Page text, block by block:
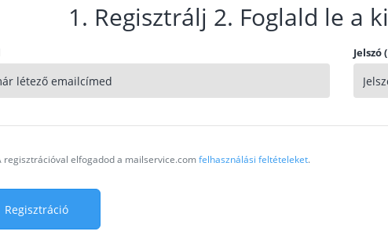
1. Regisztrálj 2. Foglald le a
Jelszó
regisztrációval elfogadod a mailservice.comfelhasználási feltételeket.
Regisztráció